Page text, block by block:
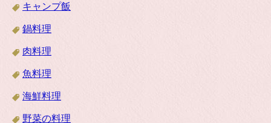
キャンプ飯
鍋料理
肉料理
魚料理
海鮮料理
野菜の料理